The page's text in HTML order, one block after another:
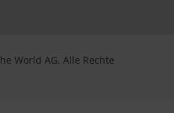
World AG. Alle Rechte